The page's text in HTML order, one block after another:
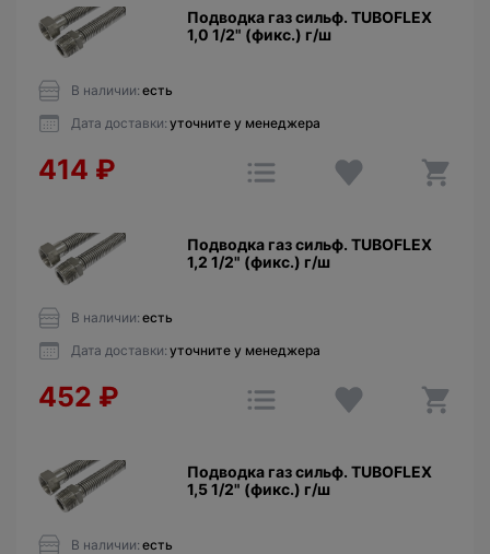
Подводка газ сильф. TUBOFLEX
1,0 1/2" (фикс.) г/ш
В наличии: есть
Дата доставки: уточните у менеджера
414 ₽
Подводка газ сильф. TUBOFLEX
1,2 1/2" (фикс.) г/ш
В наличии: есть
Дата доставки: уточните у менеджера
452 ₽
Подводка газ сильф. TUBOFLEX
1,5 1/2" (фикс.) г/ш
В наличии: есть